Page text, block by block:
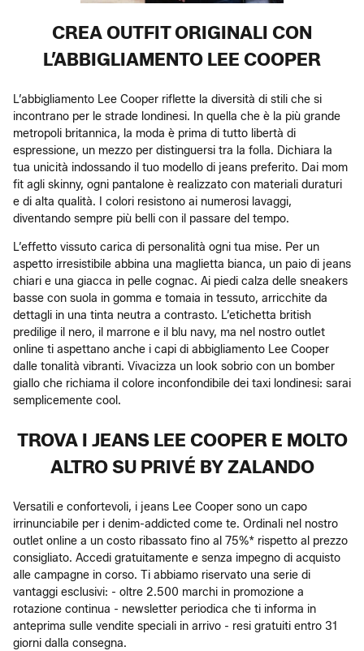
CREA OUTFIT ORIGINALI CON
L’ABBIGLIAMENTO LEE COOPER
L’abbigliamento Lee Cooper riflette la diversità di stili che si
incontrano per le strade londinesi. In quella che è la più grande
metropoli britannica, la moda è prima di tutto libertà di
espressione, un mezzo per distinguersi tra la folla. Dichiara la
tua unicità indossando il tuo modello di jeans preferito. Dai mom
fit agli skinny, ogni pantalone è realizzato con materiali duraturi
e di alta qualità. I colori resistono ai numerosi lavaggi,
diventando sempre più belli con il passare del tempo.
L’effetto vissuto carica di personalità ogni tua mise. Per un
aspetto irresistibile abbina una maglietta bianca, un paio di jeans
chiari e una giacca in pelle cognac. Ai piedi calza delle sneakers
basse con suola in gomma e tomaia in tessuto, arricchite da
dettagli in una tinta neutra a contrasto. L’etichetta british
predilige il nero, il marrone e il blu navy, ma nel nostro outlet
online ti aspettano anche i capi di abbigliamento Lee Cooper
dalle tonalità vibranti. Vivacizza un look sobrio con un bomber
giallo che richiama il colore inconfondibile dei taxi londinesi: sarai
semplicemente cool.
TROVA I JEANS LEE COOPER E MOLTO
ALTRO SU PRIVÉ BY ZALANDO
Versatili e confortevoli, i jeans Lee Cooper sono un capo
irrinunciabile per i denim-addicted come te. Ordinali nel nostro
outlet online a un costo ribassato fino al 75%* rispetto al prezzo
consigliato. Accedi gratuitamente e senza impegno di acquisto
alle campagne in corso. Ti abbiamo riservato una serie di
vantaggi esclusivi: - oltre 2.500 marchi in promozione a
rotazione continua - newsletter periodica che ti informa in
anteprima sulle vendite speciali in arrivo - resi gratuiti entro 31
giorni dalla consegna.